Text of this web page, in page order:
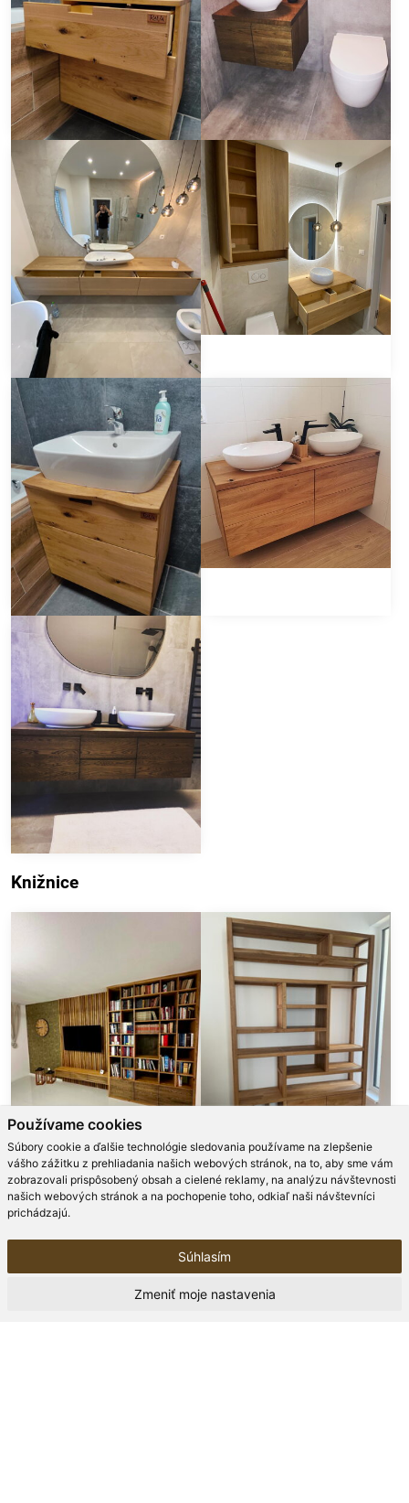
Používame cookies
Súbory cookie a ďalšie technológie sledovania používame na zlepšenie
vášho zážitku z prehliadania našich webových stránok, na to, aby sme vám
zobrazovali prispôsobený obsah a cielené reklamy, na analýzu návštevnosti
našich webových stránok a na pochopenie toho, odkiaľ naši návštevníci
prichádzajú.
Súhlasím
Zmeniť moje nastavenia
Knižnice